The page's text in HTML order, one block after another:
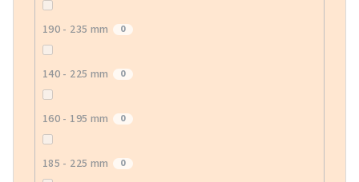
190 - 235 mm 0
140 - 225 mm 0
160 - 195 mm 0
185 - 225 mm 0